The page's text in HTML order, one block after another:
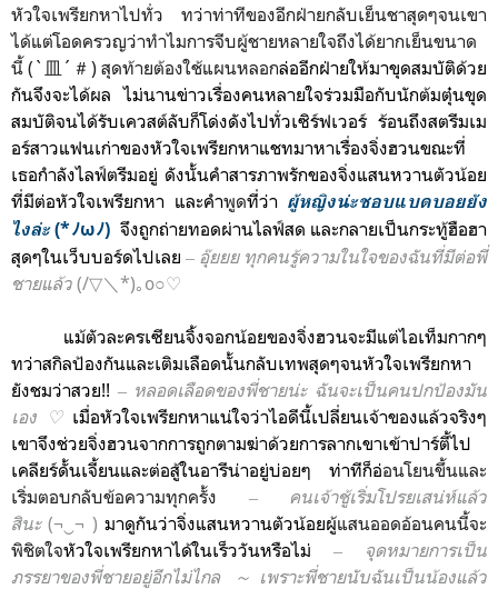
หัวใจเพรียกหาไปทั่ว ทว่าท่าทีของอีกฝ่ายกลับเย็นชาสุดๆจนเขา
ได้แต่โอดครวญว่าทำไมการจีบผู้ชายหลายใจถึงได้ยากเย็นขนาด
นี้ (`皿´＃) สุดท้ายต้องใช้แผนหลอกล่ออีกฝ่ายให้มาขุดสมบัติด้วย
กันจึงจะได้ผล ไม่นานข่าวเรื่องคนหลายใจร่วมมือกับนักต้มตุ๋นขุด
สมบัติจนได้รับเควสต์ลับก็โด่งดังไปทั่วเซิร์ฟเวอร์ ร้อนถึงสตรีมเม
อร์สาวแฟนเก่าของหัวใจเพรียกหาแชทมาหาเรื่องจิ่งฮวนขณะที่
เธอกำลังไลฟ์ตรีมอยู่ ดังนั้นคำสารภาพรักของจิ่งแสนหวานตัวน้อย
ที่มีต่อหัวใจเพรียกหา และคำพูดที่ว่า ผู้หญิงน่ะชอบแบดบอยยัง
ไงล่ะ(*ﾉωﾉ) จึงถูกถ่ายทอดผ่านไลฟ์สด และกลายเป็นกระทู้ฮือฮา
สุดๆในเว็บบอร์ดไปเลย ‒ อุ๊ยยย ทุกคนรู้ความในใจของฉันที่มีต่อพี่
ชายแล้ว (/▽＼*)｡o○♡
แม้ตัวละครเซียนจิ้งจอกน้อยของจิ่งฮวนจะมีแต่ไอเท็มกากๆ
ทว่าสกิลป้องกันและเติมเลือดนั้นกลับเทพสุดๆจนหัวใจเพรียกหา
ยังชมว่าสวย!! ‒ หลอดเลือดของพี่ชายน่ะ ฉันจะเป็นคนปกป้องมัน
เอง♡ เมื่อหัวใจเพรียกหาแน่ใจว่าไอดีนี้เปลี่ยนเจ้าของแล้วจริงๆ
เขาจึงช่วยจิ่งฮวนจากการถูกตามฆ่าด้วยการลากเขาเข้าปาร์ตี้ไป
เคลียร์ดั้นเจี้ยนและต่อสู้ในอารีน่าอยู่บ่อยๆ ท่าทีก็อ่อนโยนขึ้นและ
เริ่มตอบกลับข้อความทุกครั้ง ‒ คนเจ้าชู้เริ่มโปรยเสน่ห์แล้ว
สินะ(¬‿¬ )มาดูกันว่าจิ่งแสนหวานตัวน้อยผู้แสนออดอ้อนคนนี้จะ
พิชิตใจหัวใจเพรียกหาได้ในเร็ววันหรือไม่ ‒ จุดหมายการเป็น
ภรรยาของพี่ชายอยู่อีกไม่ไกล
～ เพราะพี่ชายนับฉันเป็นน้องแล้ว